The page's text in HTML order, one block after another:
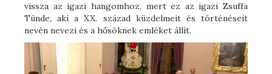
vissza az igazi hangomhoz, mert ez az igazi Zsuffa
Tünde, aki a XX. század küzdelmeit és történéseit
nevén nevezi és a hősöknek emléket állít.